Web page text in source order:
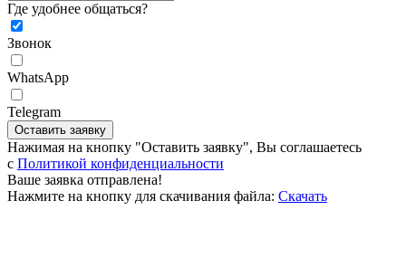
Где удобнее общаться?
Звонок
WhatsApp
Telegram
Оставить заявку
Нажимая на кнопку "Оставить заявку", Вы соглашаетесь
c Политикой конфиденциальности
Ваше заявка отправлена!
Нажмите на кнопку для скачивания файла: Скачать